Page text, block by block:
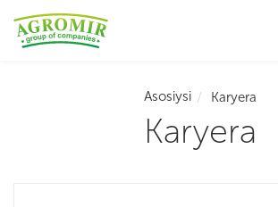
Asosiysi Karyera
Karyera